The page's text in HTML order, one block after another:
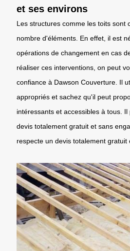
et ses environs
Les structures comme les toits sont
nombre d'éléments. En effet, il est
opérations de changement en cas
réaliser ces interventions, on peut
confiance à Dawson Couverture. Il
appropriés et sachez qu'il peut
intéressants et accessibles à tous.
devis totalement gratuit et sans
respecte un devis totalement gratuit